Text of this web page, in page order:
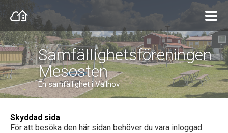
Samfällighetsföreningen
Mesosten
En samfällighet i Vallhov
Skyddad sida
För att besöka den här sidan behöver du vara inloggad.